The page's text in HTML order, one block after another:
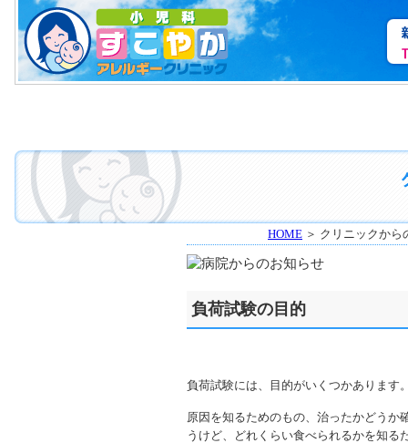
HOME ＞ クリニックか
負荷試験の目的
負荷試験には、目的がいくつかあります
原因を知るためのもの、治ったかどうか
うけど、どれくらい食べられるかを知る